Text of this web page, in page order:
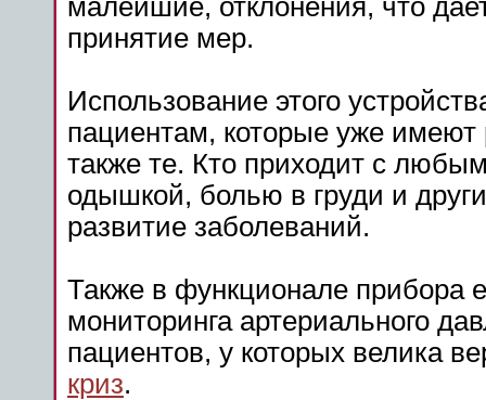
малейшие, отклонения, что
принятие мер.
Использование этого
пациентам, которые уже
также те. Кто приходит с
одышкой, болью в груди и
развитие заболеваний.
Также в функционале прибора
мониторинга артериального
пациентов, у которых велика
криз.